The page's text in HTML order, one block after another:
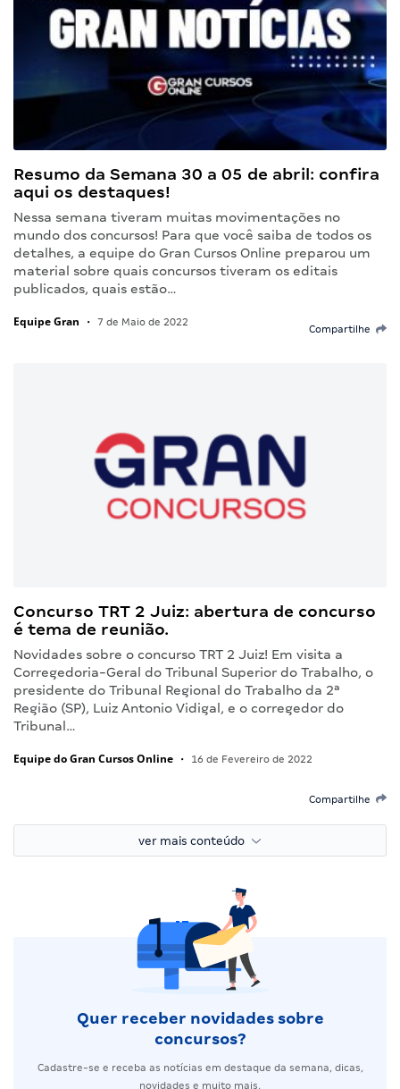
Resumo da Semana 30 a 05 de abril: confira
aqui os destaques!
Nessa semana tiveram muitas movimentações no
mundo dos concursos! Para que você saiba de todos os
detalhes, a equipe do Gran Cursos Online preparou um
material sobre quais concursos tiveram os editais
publicados, quais estão…
Equipe Gran • 7 de Maio de 2022
Compartilhe
Concurso TRT 2 Juiz: abertura de concurso
é tema de reunião.
Novidades sobre o concurso TRT 2 Juiz! Em visita a
Corregedoria-Geral do Tribunal Superior do Trabalho, o
presidente do Tribunal Regional do Trabalho da 2ª
Região (SP), Luiz Antonio Vidigal, e o corregedor do
Tribunal…
Equipe do Gran Cursos Online • 16 de Fevereiro de 2022
Compartilhe
ver mais conteúdo
Quer receber novidades sobre
concursos?
Cadastre-se e receba as notícias em destaque da semana, dicas,
novidades e muito mais.